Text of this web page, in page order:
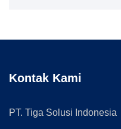
Kontak Kami
PT. Tiga Solusi Indonesia